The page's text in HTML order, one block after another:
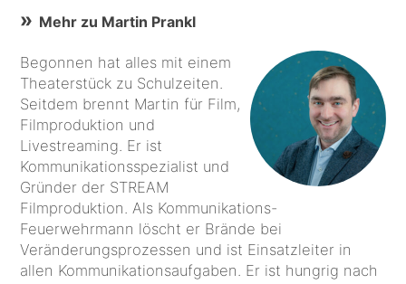
Mehr zu Martin Prankl
Begonnen hat alles mit einem
Theaterstück zu Schulzeiten.
Seitdem brennt Martin für Film,
Filmproduktion und
Livestreaming. Er ist
Kommunikationsspezialist und
Gründer der STREAM
Filmproduktion. Als Kommunikations-
Feuerwehrmann löscht er Brände bei
Veränderungsprozessen und ist Einsatzleiter in
allen Kommunikationsaufgaben. Er ist hungrig nach